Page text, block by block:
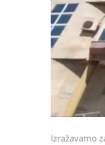
Izražavamo